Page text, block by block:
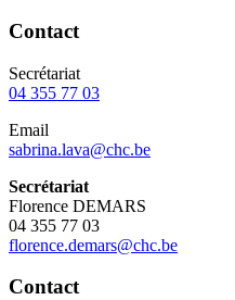
Contact
Secrétariat
04 355 77 03
Email
sabrina.lava@chc.be
Secrétariat
Florence DEMARS
04 355 77 03
florence.demars@chc.be
Contact